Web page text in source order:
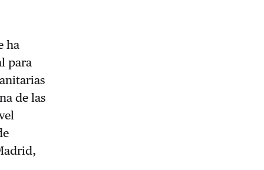
ha
para
de las